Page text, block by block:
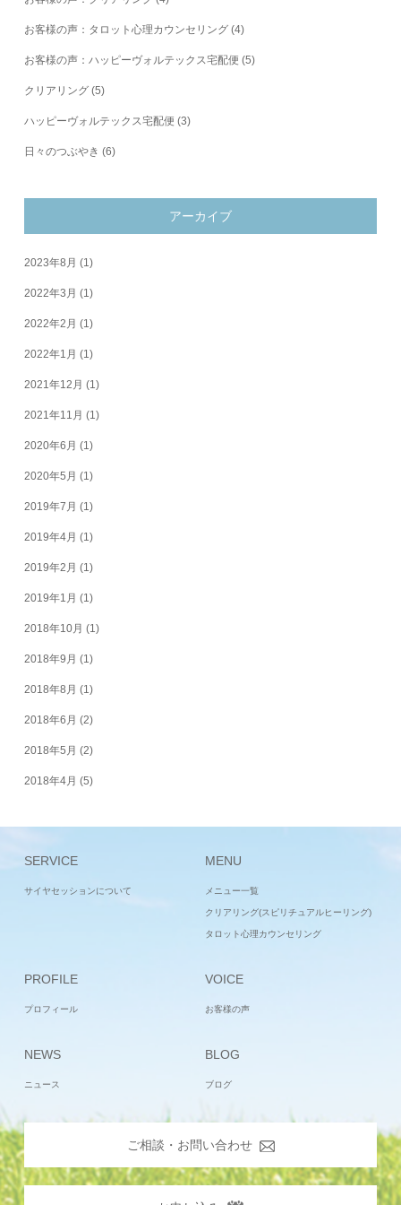
お客様の声：タロット心理カウンセリング (4)
お客様の声：ハッピーヴォルテックス宅配便 (5)
クリアリング (5)
ハッピーヴォルテックス宅配便 (3)
日々のつぶやき (6)
アーカイブ
2023年8月 (1)
2022年3月 (1)
2022年2月 (1)
2022年1月 (1)
2021年12月 (1)
2021年11月 (1)
2020年6月 (1)
2020年5月 (1)
2019年7月 (1)
2019年4月 (1)
2019年2月 (1)
2019年1月 (1)
2018年10月 (1)
2018年9月 (1)
2018年8月 (1)
2018年6月 (2)
2018年5月 (2)
2018年4月 (5)
SERVICE
サイヤセッションについて
MENU
メニュー一覧
クリアリング(スピリチュアルヒーリング)
タロット心理カウンセリング
PROFILE
プロフィール
VOICE
お客様の声
NEWS
ニュース
BLOG
ブログ
ご相談・お問い合わせ